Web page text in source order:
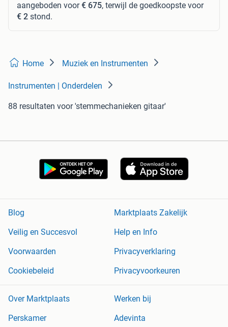
aangeboden voor€ 675, terwijl de goedkoopste voor
€ 2 stond.
Home Muziek en Instrumenten
Instrumenten | Onderdelen
88 resultaten voor 'stemmechanieken gitaar'
Blog
Marktplaats Zakelijk
Veilig en Succesvol
Help en Info
Voorwaarden
Privacyverklaring
Cookiebeleid
Privacyvoorkeuren
Over Marktplaats
Werken bij
Perskamer
Adevinta